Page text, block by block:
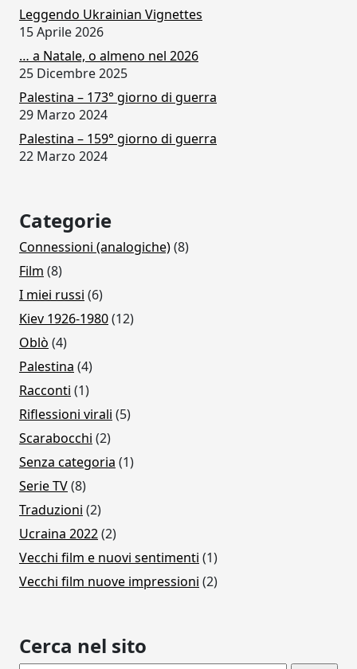
Leggendo Ukrainian Vignettes
15 Aprile 2026
… a Natale, o almeno nel 2026
25 Dicembre 2025
Palestina – 173° giorno di guerra
29 Marzo 2024
Palestina – 159° giorno di guerra
22 Marzo 2024
Categorie
Connessioni (analogiche)(8)
Film (8)
I miei russi (6)
Kiev 1926-1980(12)
Oblò (4)
Palestina (4)
Racconti (1)
Riflessioni virali (5)
Scarabocchi (2)
Senza categoria (1)
Serie TV(8)
Traduzioni (2)
Ucraina 2022(2)
Vecchi film e nuovi sentimenti (1)
Vecchi film nuove impressioni (2)
Cerca nel sito